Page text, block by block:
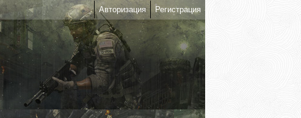
Авторизация Регистрация